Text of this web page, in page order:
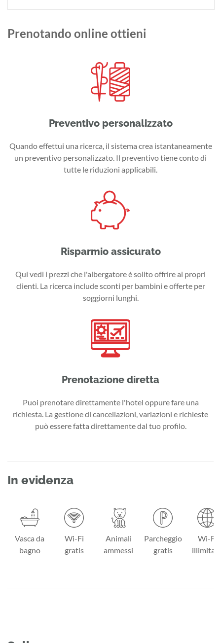
Prenotando online ottieni
Preventivo personalizzato
Quando effettui una ricerca, il sistema crea istantaneamente
un preventivo personalizzato. Il preventivo tiene conto di
tutte le riduzioni applicabili.
Risparmio assicurato
Qui vedi i prezzi che l'albergatore è solito offrire ai propri
clienti. La ricerca include sconti per bambini e offerte per
soggiorni lunghi.
Prenotazione diretta
Puoi prenotare direttamente l'hotel oppure fare una
richiesta. La gestione di cancellazioni, variazioni e richieste
può essere fatta direttamente dal tuo profilo.
In evidenza
Vasca da
bagno
Wi-Fi
gratis
Animali
ammessi
Parcheggio
gratis
Wi-Fi